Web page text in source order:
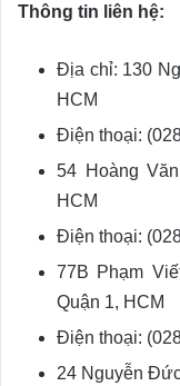
Thông tin liên hệ:
Địa chỉ: 130
HCM
Điện thoại:
54 Hoàng
HCM
Điện thoại:
77B Phạm
Quận 1, HCM
Điện thoại:
24 Nguyễn